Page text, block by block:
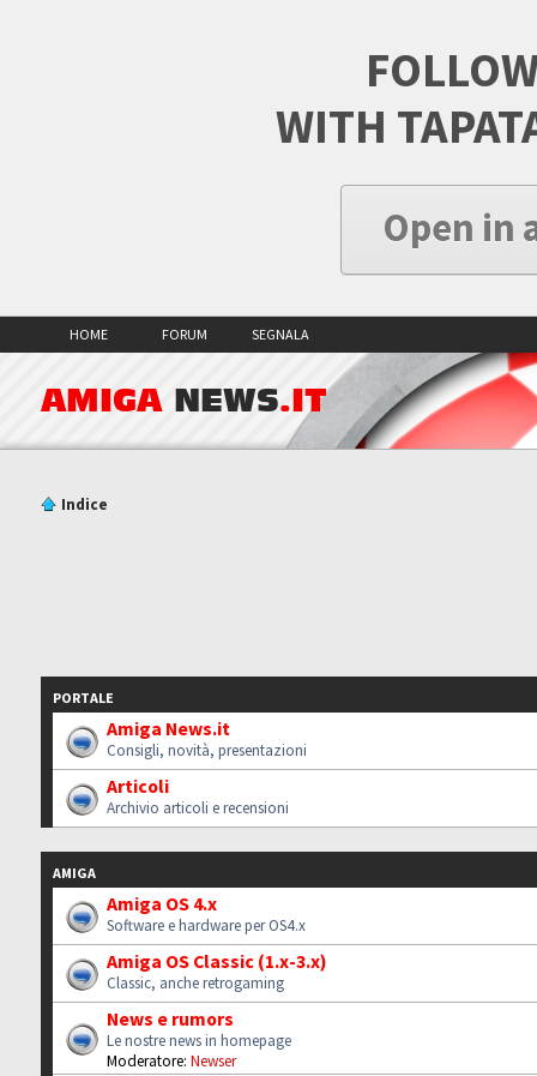
WITH
Open in
HOME FORUM SEGNALA
AMIGA NEWS.IT
Indice
PORTALE
Amiga News.it
Consigli, novità, presentazioni
Articoli
Archivio articoli e recensioni
AMIGA
Amiga OS 4.x
Software e hardware per OS4.x
Amiga OS Classic (1.x-3.x)
Classic, anche retrogaming
News e rumors
Le nostre news in homepage
Moderatore: Newser